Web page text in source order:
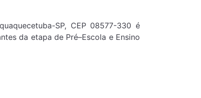
SP, CEP 08577-330 é
da etapa de Pré–Escola e Ensino